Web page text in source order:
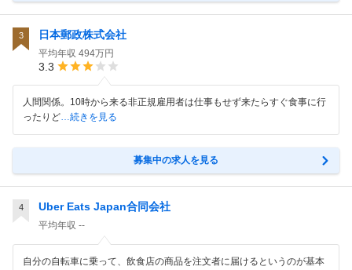
3 日本郵政株式会社
平均年収 494万円
3.3
人間関係。10時から来る非正規雇用者は仕事もせず来たらすぐ食事に行
ったりど…続きを見る
募集中の求人を見る
4 Uber Eats Japan合同会社
平均年収 --
自分の自転車に乗って、飲食店の商品を注文者に届けるというのが基本